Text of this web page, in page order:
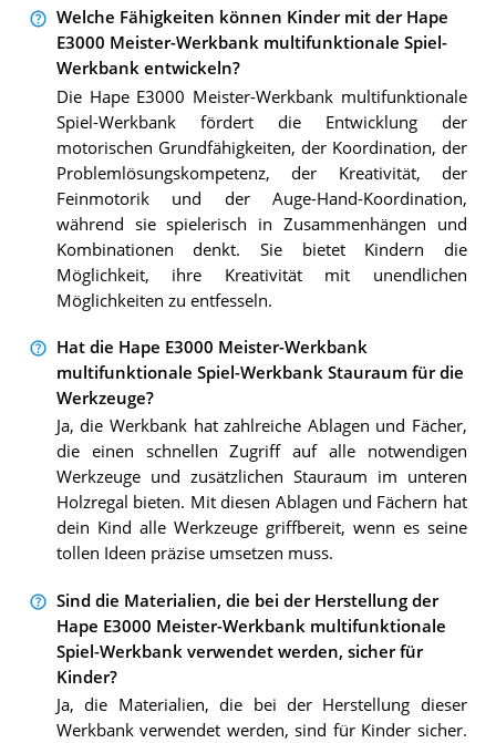
Welche Fähigkeiten können Kinder mit der Hape
E3000 Meister-Werkbank multifunktionale Spiel-
Werkbank entwickeln?
Die Hape E3000 Meister-Werkbank multifunktionale
Spiel-Werkbank fördert die Entwicklung der
motorischen Grundfähigkeiten, der Koordination, der
Problemlösungskompetenz, der Kreativität, der
Feinmotorik und der Auge-Hand-Koordination,
während sie spielerisch in Zusammenhängen und
Kombinationen denkt. Sie bietet Kindern die
Möglichkeit, ihre Kreativität mit unendlichen
Möglichkeiten zu entfesseln.
Hat die Hape E3000 Meister-Werkbank
multifunktionale Spiel-Werkbank Stauraum für die
Werkzeuge?
Ja, die Werkbank hat zahlreiche Ablagen und Fächer,
die einen schnellen Zugriff auf alle notwendigen
Werkzeuge und zusätzlichen Stauraum im unteren
Holzregal bieten. Mit diesen Ablagen und Fächern hat
dein Kind alle Werkzeuge griffbereit, wenn es seine
tollen Ideen präzise umsetzen muss.
Sind die Materialien, die bei der Herstellung der
Hape E3000 Meister-Werkbank multifunktionale
Spiel-Werkbank verwendet werden, sicher für
Kinder?
Ja, die Materialien, die bei der Herstellung dieser
Werkbank verwendet werden, sind für Kinder sicher.